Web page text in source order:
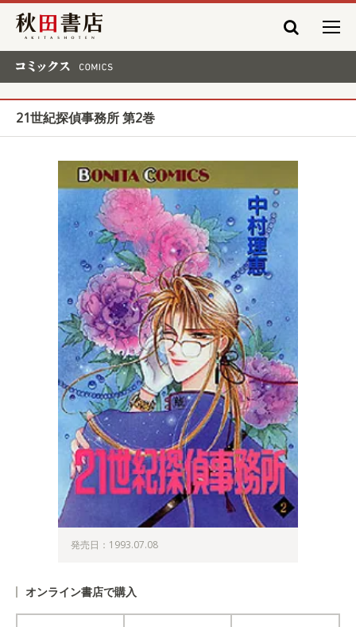
秋田書店
21世紀探偵事務所 第2巻
発売日：1993.07.08
オンライン書店で購入